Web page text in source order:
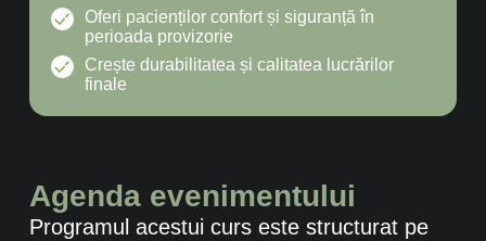
Oferi pacienților confort și siguranță în
perioada provizorie
Crește durabilitatea și calitatea lucrărilor
finale
Agenda evenimentului
Programul acestui curs este structurat pe